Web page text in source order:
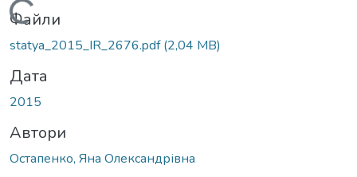
Вантажиться...
Файли
statya_2015_IR_2676.pdf(2,04 MB)
Дата
2015
Автори
Остапенко, Яна Олександрівна